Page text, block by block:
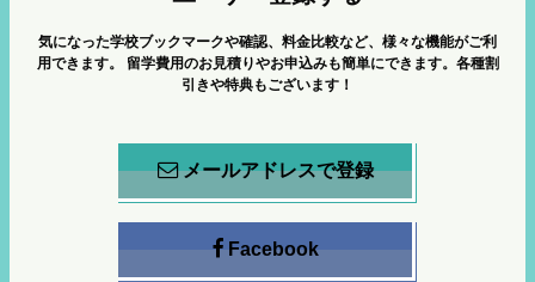
気になった学校ブックマークや確認、料金比較など、様々な機能がご利
用できます。
留学費用のお見積りやお申込みも簡単にできます。各種割
引きや特典もございます！
メールアドレスで登録
Facebook